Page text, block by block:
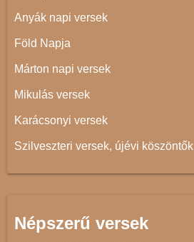
Anyák napi versek
Föld Napja
Márton napi versek
Mikulás versek
Karácsonyi versek
Szilveszteri versek, újévi köszöntők
Népszerű versek